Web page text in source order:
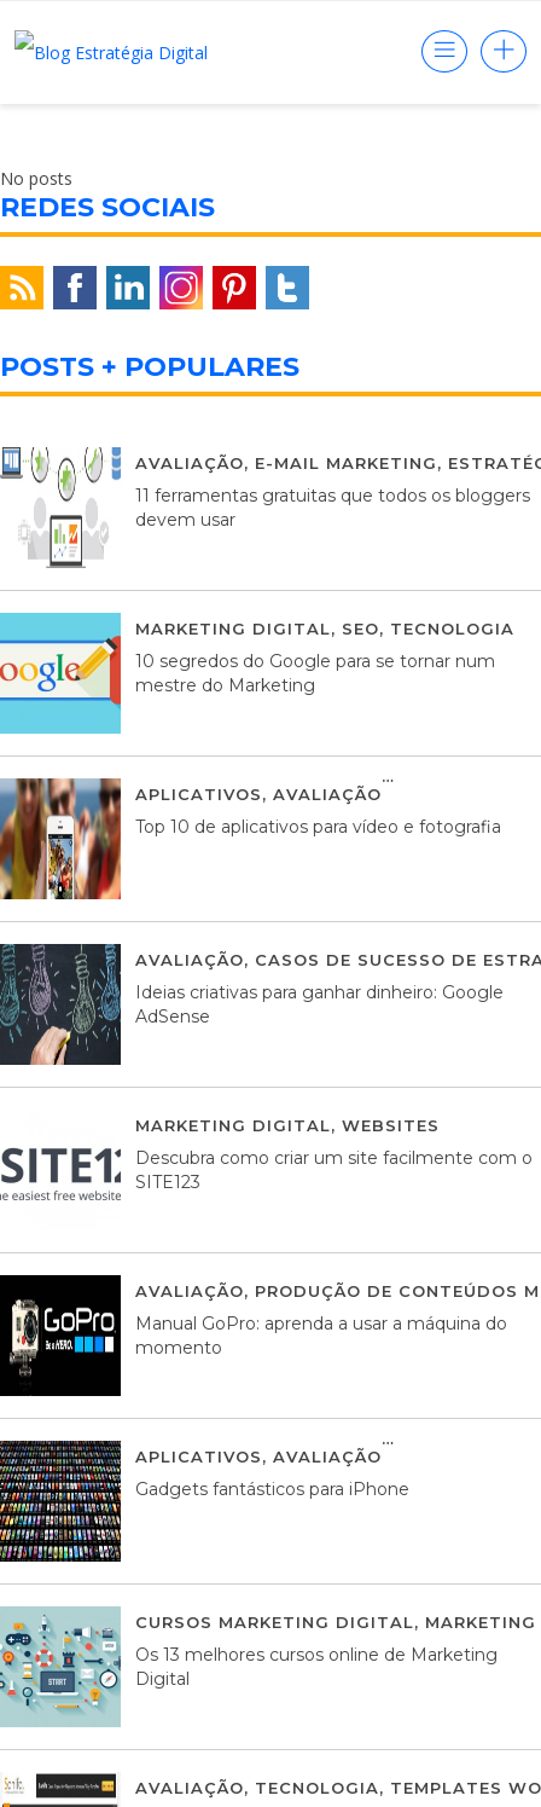
No posts
REDES SOCIAIS
POSTS + POPULARES
AVALIAÇÃO, E-MAIL MARKETING,
11 ferramentas gratuitas que todos os bloggers
devem usar
MARKETING DIGITAL, SEO, TECNOLOGIA
10 segredos do Google para se tornar num
mestre do Marketing
APLICATIVOS, AVALIAÇÃO
Top 10 de aplicativos para vídeo e fotografia
AVALIAÇÃO, CASOS DE SUCESSO DE
Ideias criativas para ganhar dinheiro: Google
AdSense
MARKETING DIGITAL, WEBSITES
Descubra como criar um site facilmente com o
SITE123
AVALIAÇÃO, PRODUÇÃO DE CONTEÚDOS
Manual GoPro: aprenda a usar a máquina do
momento
APLICATIVOS, AVALIAÇÃO
Gadgets fantásticos para iPhone
CURSOS MARKETING DIGITAL,
Os 13 melhores cursos online de Marketing
Digital
AVALIAÇÃO, TECNOLOGIA, TEMPLATES